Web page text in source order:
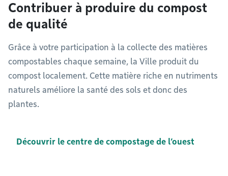
Contribuer à produire du compost
de qualité
Grâce à votre participation à la collecte des matières
compostables chaque semaine, la Ville produit du
compost localement. Cette matière riche en nutriments
naturels améliore la santé des sols et donc des
plantes.
Découvrir le centre de compostage de l’ouest